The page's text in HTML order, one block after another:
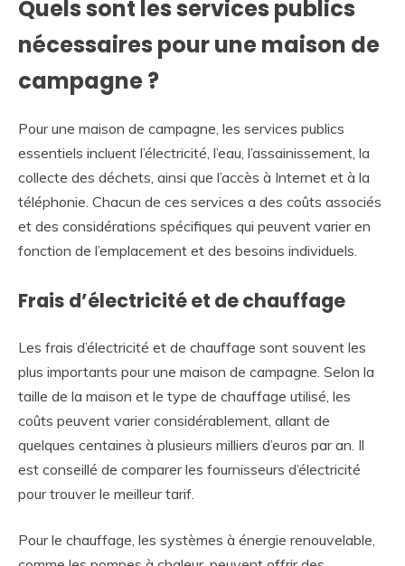
Quels sont les services publics
nécessaires pour une maison de
campagne ?
Pour une maison de campagne, les services publics
essentiels incluent l’électricité, l’eau, l’assainissement, la
collecte des déchets, ainsi que l’accès à Internet et à la
téléphonie. Chacun de ces services a des coûts associés
et des considérations spécifiques qui peuvent varier en
fonction de l’emplacement et des besoins individuels.
Frais d’électricité et de chauffage
Les frais d’électricité et de chauffage sont souvent les
plus importants pour une maison de campagne. Selon la
taille de la maison et le type de chauffage utilisé, les
coûts peuvent varier considérablement, allant de
quelques centaines à plusieurs milliers d’euros par an. Il
est conseillé de comparer les fournisseurs d’électricité
pour trouver le meilleur tarif.
Pour le chauffage, les systèmes à énergie renouvelable,